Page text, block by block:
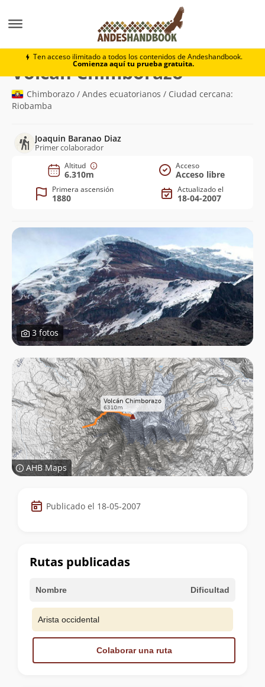
Ten acceso ilimitado a todos los contenidos de Andeshandbook.
Comienza aquí tu prueba gratuita.
Volcán Chimborazo
Volcán Chimborazo(6.310m)
Chimborazo / Andes ecuatorianos / Ciudad cercana:
Riobamba
Joaquin Baranao Diaz
Primer colaborador
Altitud
6.310m
Acceso
Acceso libre
Primera ascensión
1880
Actualizado el
18-04-2007
3 fotos
AHB Maps
Datos
de
cumbre
Publicado el 18-05-2007
Rutas publicadas
Nombre Dificultad
Arista occidental
Colaborar una ruta